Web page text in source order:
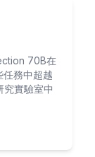
70B在
任務中超越
實驗室中